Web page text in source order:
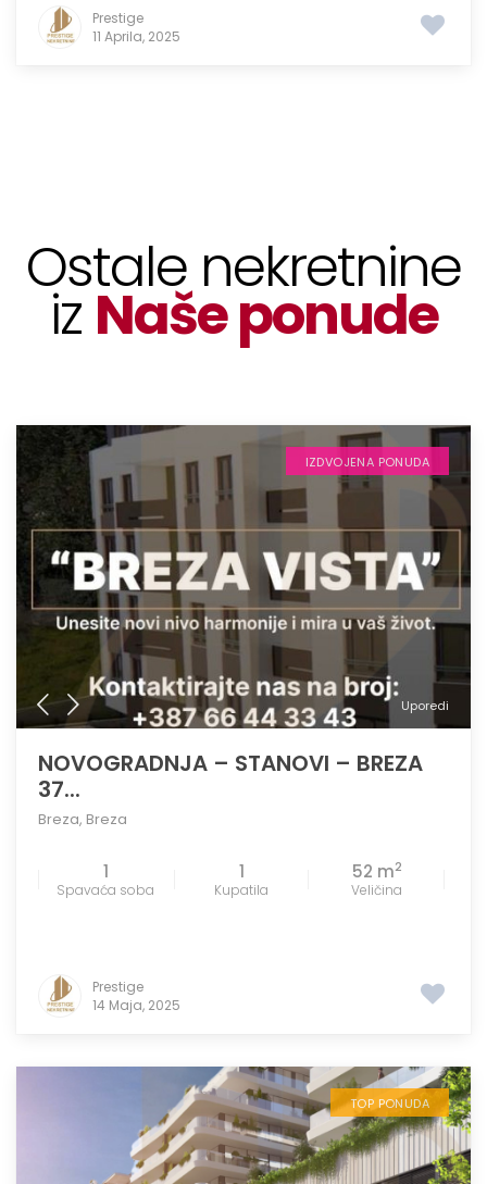
Prestige
11 Aprila, 2025
Ostale nekretnine
iz Naše ponude
Uporedi
IZDVOJENA PONUDA
NOVOGRADNJA – STANOVI – BREZA
37...
Breza, Breza
1
Spavaća soba
1
Kupatila
52 m2
Veličina
Prestige
14 Maja, 2025
TOP PONUDA